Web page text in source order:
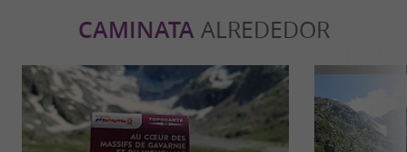
CAMINATAALREDEDOR